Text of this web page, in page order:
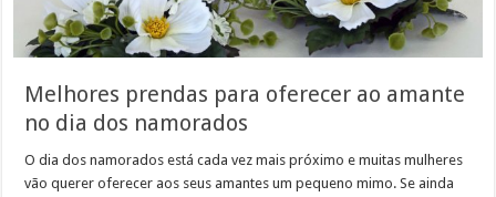
Melhores prendas para oferecer ao amante
no dia dos namorados
O dia dos namorados está cada vez mais próximo e muitas mulheres
vão querer oferecer aos seus amantes um pequeno mimo. Se ainda